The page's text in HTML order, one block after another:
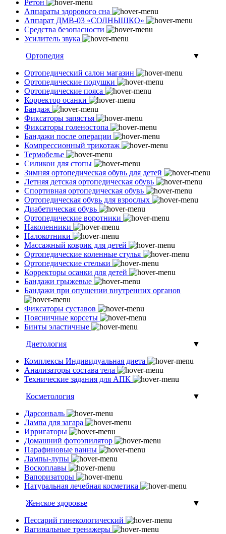
Ретон
Аппараты здорового сна
Аппарат ДМВ-03 «СОЛНЫШКО»
Средства безопасности
Усилитель звука
Ортопедия
▼
Ортопедический салон магазин
Ортопедические подушки
Ортопедические пояса
Корректор осанки
Бандаж
Фиксаторы запястья
Фиксаторы голеностопа
Бандажи после операции
Компрессионный трикотаж
Термобелье
Силикон для стопы
Зимняя ортопедическая обувь для детей
Летняя детская ортопедическая обувь
Спортивная ортопедическая обувь
Ортопедическая обувь для взрослых
Диабетическая обувь
Ортопедические воротники
Наколенники
Налокотники
Массажный коврик для детей
Ортопедические коленные стулья
Ортопедические стельки
Корректоры осанки для детей
Бандажи грыжевые
Бандажи при опущении внутренних органов
Фиксаторы суставов
Поясничные корсеты
Бинты эластичные
Диетология
▼
Комплексы Индивидуальная диета
Анализаторы состава тела
Технические задания для АПК
Косметология
▼
Дарсонваль
Лампа для загара
Ирригаторы
Домашний фотоэпилятор
Парафиновые ванны
Лампы-лупы
Воскоплавы
Вапоризаторы
Натуральная лечебная косметика
Женское здоровье
▼
Пессарий гинекологический
Вагинальные тренажеры